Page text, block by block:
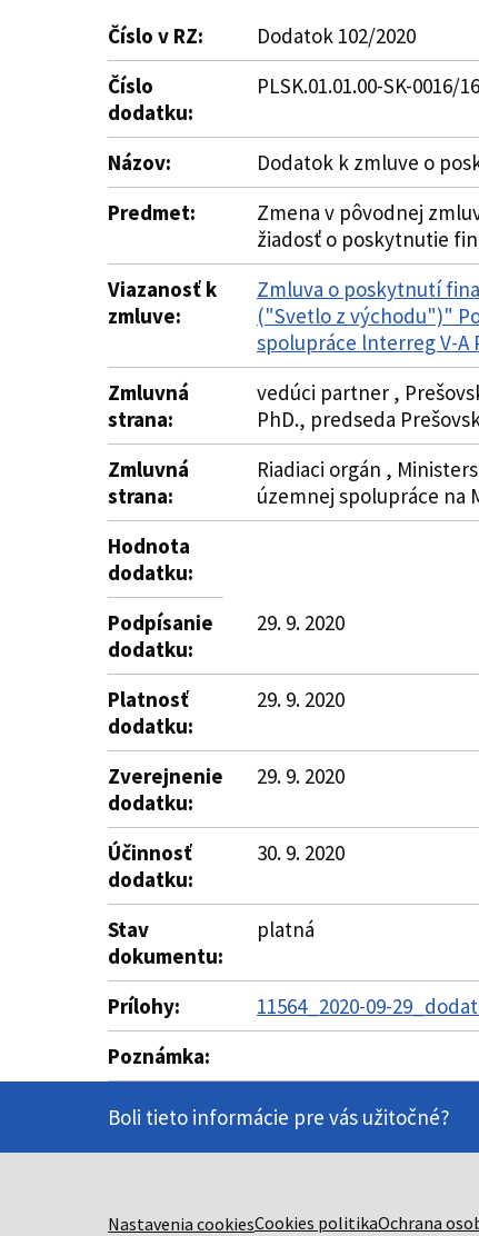
Číslo v RZ:
Dodatok 102/2020
Číslo
dodatku:
PLSK.01.01.00-SK-0016/
Názov:
Dodatok k zmluve o
Predmet:
Zmena v pôvodnej
žiadosť o poskytnutie
Viazanosť k
zmluve:
Zmluva o poskytnutí
("Svetlo z východu")"
spolupráce lnterreg V-A
Zmluvná
strana:
vedúci partner ,
PhD., predseda
Zmluvná
strana:
Riadiaci orgán ,
územnej spolupráce na
Hodnota
dodatku:
Podpísanie
dodatku:
29. 9. 2020
Platnosť
dodatku:
29. 9. 2020
Zverejnenie
dodatku:
29. 9. 2020
Účinnosť
dodatku:
30. 9. 2020
Stav
dokumentu:
platná
Prílohy:
11564_2020-09-
Poznámka:
Boli tieto informácie pre vás užitočné?
Nastavenia cookiesCookies politikaOchrana